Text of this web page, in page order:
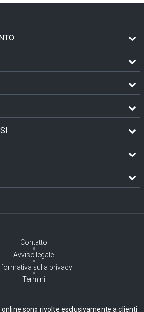
Contatto
Avviso legale
sulla privacy
Termini
online sono rivolte esclusivamente a clienti